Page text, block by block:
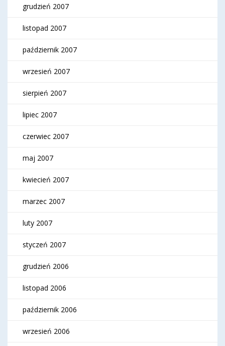
grudzień 2007
listopad 2007
październik 2007
wrzesień 2007
sierpień 2007
lipiec 2007
czerwiec 2007
maj 2007
kwiecień 2007
marzec 2007
luty 2007
styczeń 2007
grudzień 2006
listopad 2006
październik 2006
wrzesień 2006